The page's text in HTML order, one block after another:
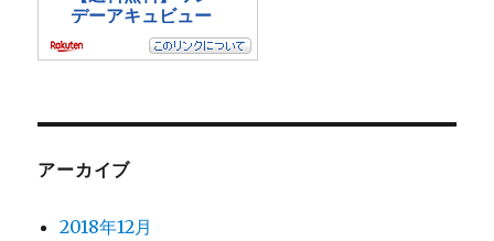
アーカイブ
2018年12月